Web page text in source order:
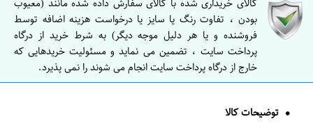
بودن ، تفاوت رنگ یا سایز یا درخواست هزینه اضافه توسط
فروشنده و یا هر دلیل موجه دیگر) به شرط خرید از درگاه
پرداخت سایت ، تضمین می نماید و مسئولیت خریدهایی که
خارج از درگاه پرداخت سایت انجام می شوند را نمی پذیرد.
توضیحات کالا